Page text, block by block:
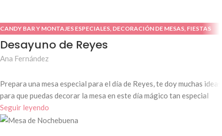
CANDY BAR Y MONTAJES ESPECIALES, DECORACIÓN DE MESAS, FIESTAS
TEMÁTICAS
IDEAS DE NAVIDAD
Desayuno de Reyes
Ana Fernández
Prepara una mesa especial para el día de Reyes, te doy muchas ideas
para que puedas decorar la mesa en este día mágico tan especial
Seguir leyendo